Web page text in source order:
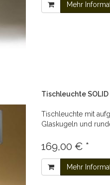
Mehr
Tischleuchte SOLID
Tischleuchte mit
Glaskugeln und
169,00 € *
Mehr